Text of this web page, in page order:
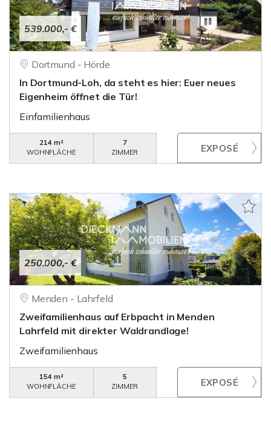
539.000,- €
Dortmund - Hörde
In Dortmund-Loh, da steht es hier: Euer neues
Eigenheim öffnet die Tür!
Einfamilienhaus
214 m²
WOHNFLÄCHE
7
ZIMMER
250.000,- €
Menden - Lahrfeld
Zweifamilienhaus auf Erbpacht in Menden
Lahrfeld mit direkter Waldrandlage!
Zweifamilienhaus
154 m²
WOHNFLÄCHE
5
ZIMMER